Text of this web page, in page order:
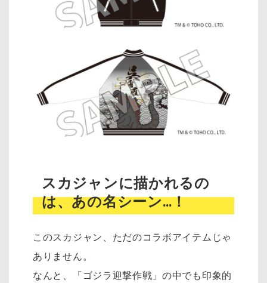
スカジャンに描かれるの
は、あの名シーン…！
このスカジャン、ただのコラボアイテムじゃ
ありません。
なんと、「ゴジラ迎撃作戦」の中でも印象的